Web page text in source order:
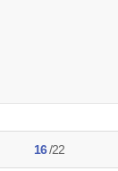
16/22